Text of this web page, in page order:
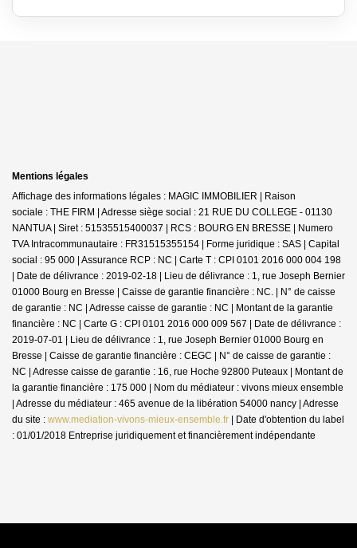
Mentions légales
Affichage des informations légales : MAGIC IMMOBILIER | Raison
sociale : THE FIRM | Adresse siège social : 21 RUE DU COLLEGE - 01130
NANTUA | Siret : 51535515400037 | RCS : BOURG EN BRESSE | Numero
TVA Intracommunautaire : FR31515355154 | Forme juridique : SAS | Capital
social : 95 000 | Assurance RCP : NC | Carte T : CPI 0101 2016 000 004 198
| Date de délivrance : 2019-02-18 | Lieu de délivrance : 1, rue Joseph Bernier
01000 Bourg en Bresse | Caisse de garantie financière : NC. | N° de caisse
de garantie : NC | Adresse caisse de garantie : NC | Montant de la garantie
financière : NC | Carte G : CPI 0101 2016 000 009 567 | Date de délivrance :
2019-07-01 | Lieu de délivrance : 1, rue Joseph Bernier 01000 Bourg en
Bresse | Caisse de garantie financière : CEGC | N° de caisse de garantie :
NC | Adresse caisse de garantie : 16, rue Hoche 92800 Puteaux | Montant de
la garantie financière : 175 000 | Nom du médiateur : vivons mieux ensemble
| Adresse du médiateur : 465 avenue de la libération 54000 nancy | Adresse
du site : www.mediation-vivons-mieux-ensemble.fr | Date d'obtention du label
: 01/01/2018 Entreprise juridiquement et financièrement indépendante